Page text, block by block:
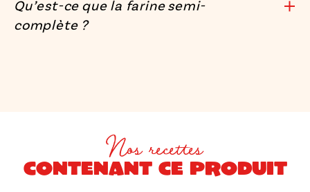
Qu’est-ce que la farine semi-
complète ?
Nos recettes
contenant ce produit